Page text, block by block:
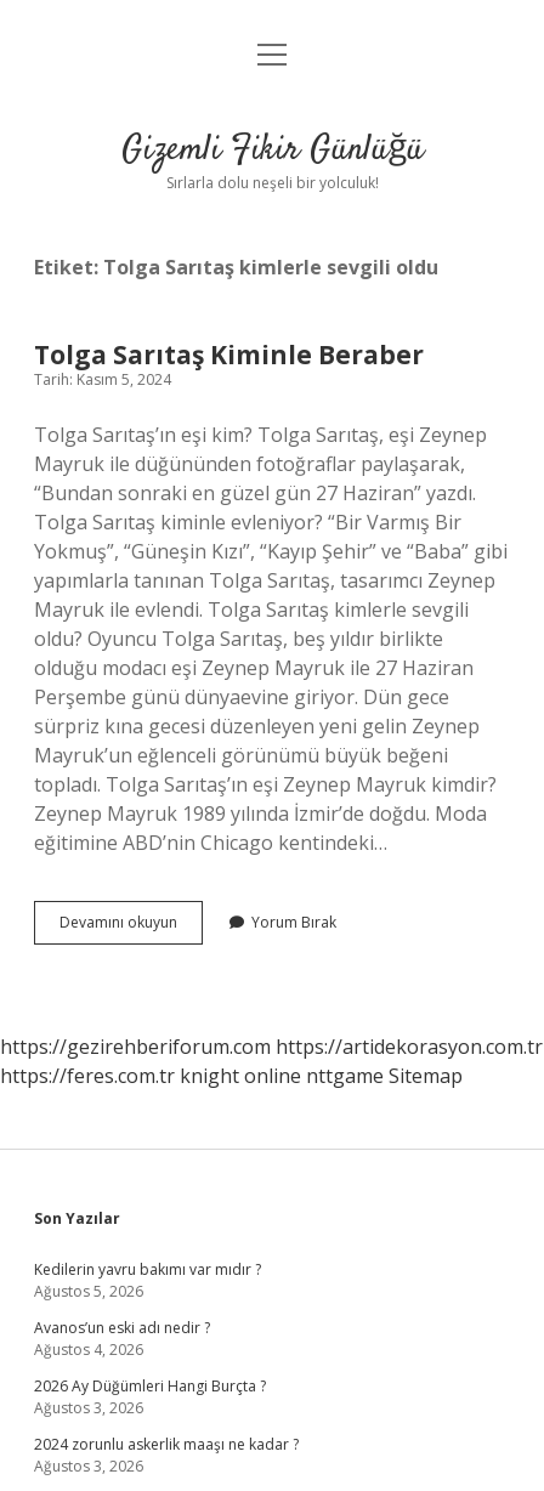
Anasayfa
Yasal Uyarı
menüyü
Gizemli Fikir Günlüğü
Sırlarla dolu neşeli bir yolculuk!
Etiket: Tolga Sarıtaş kimlerle sevgili oldu
Tolga Sarıtaş Kiminle Beraber
Tarih: Kasım 5, 2024
Tolga Sarıtaş’ın eşi kim? Tolga Sarıtaş, eşi Zeynep
Mayruk ile düğününden fotoğraflar paylaşarak,
“Bundan sonraki en güzel gün 27 Haziran” yazdı.
Tolga Sarıtaş kiminle evleniyor? “Bir Varmış Bir
Yokmuş”, “Güneşin Kızı”, “Kayıp Şehir” ve “Baba” gibi
yapımlarla tanınan Tolga Sarıtaş, tasarımcı Zeynep
Mayruk ile evlendi. Tolga Sarıtaş kimlerle sevgili
oldu? Oyuncu Tolga Sarıtaş, beş yıldır birlikte
olduğu modacı eşi Zeynep Mayruk ile 27 Haziran
Perşembe günü dünyaevine giriyor. Dün gece
sürpriz kına gecesi düzenleyen yeni gelin Zeynep
Mayruk’un eğlenceli görünümü büyük beğeni
topladı. Tolga Sarıtaş’ın eşi Zeynep Mayruk kimdir?
Zeynep Mayruk 1989 yılında İzmir’de doğdu. Moda
eğitimine ABD’nin Chicago kentindeki…
Devamını okuyun
Sarıtaş
Yorum Bırak
https://gezirehberiforum.com https://artidekorasyon.com.tr
https://feres.com.tr knight online nttgame Sitemap
Sidebar
Son Yazılar
Kedilerin yavru bakımı var mıdır ?
Ağustos 5, 2026
Avanos’un eski adı nedir ?
Ağustos 4, 2026
2026 Ay Düğümleri Hangi Burçta ?
Ağustos 3, 2026
2024 zorunlu askerlik maaşı ne kadar ?
Ağustos 3, 2026